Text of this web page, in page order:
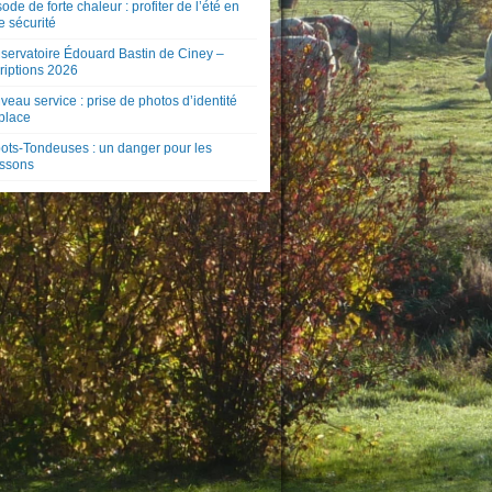
de forte chaleur : profiter de l’été en
sécurité
Édouard Bastin de Ciney –
2026
service : prise de photos d’identité
Tondeuses : un danger pour les